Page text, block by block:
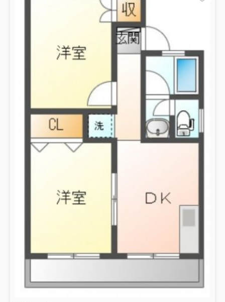
静岡県焼津市石津中町
東海道本線 焼津駅 徒歩53分
物件詳細へ
静岡県焼津市石津中町
東海道本線 焼津駅 徒歩53分
静岡県焼津市石津中町
レオパレスミコノス